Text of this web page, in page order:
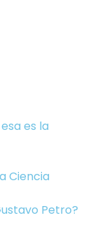
es la
Ciencia
Petro?